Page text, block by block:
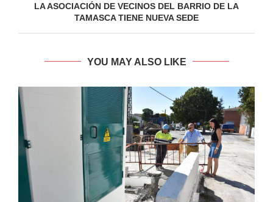
LA ASOCIACIÓN DE VECINOS DEL BARRIO DE LA
TAMASCA TIENE NUEVA SEDE
YOU MAY ALSO LIKE